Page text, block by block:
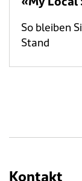
So bleiben
Stand